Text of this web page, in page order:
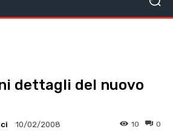
dettagli del nuovo
10/02/2008 0
10